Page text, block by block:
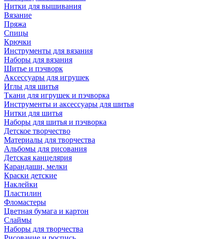
Нитки для вышивания
Вязание
Пряжа
Спицы
Крючки
Инструменты для вязания
Наборы для вязания
Шитье и пэчворк
Аксессуары для игрушек
Иглы для шитья
Ткани для игрушек и пэчворка
Инструменты и аксессуары для шитья
Нитки для шитья
Наборы для шитья и пэчворка
Детское творчество
Материалы для творчества
Альбомы для рисования
Детская канцелярия
Карандаши, мелки
Краски детские
Наклейки
Пластилин
Фломастеры
Цветная бумага и картон
Слаймы
Наборы для творчества